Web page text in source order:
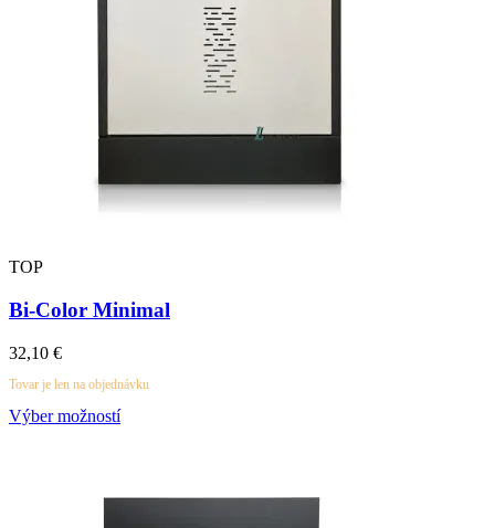
TOP
Bi-Color Minimal
32,10 €
Tovar je len na objednávku
Výber možností